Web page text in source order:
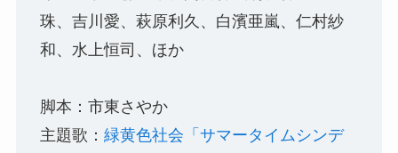
珠、吉川愛、萩原利久、白濱亜嵐、仁村紗
和、水上恒司、ほか
脚本：市東さやか
主題歌： 緑黄色社会「サマータイムシンデ